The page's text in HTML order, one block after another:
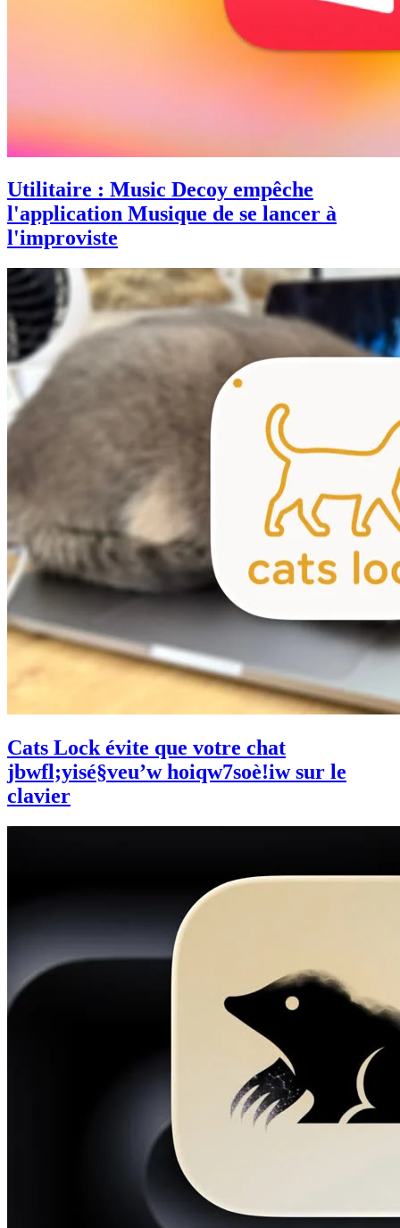
Utilitaire : Music Decoy empêche
l'application Musique de se lancer à
l'improviste
Cats Lock évite que votre chat
jbwfl;yisé§veu’w hoiqw7soè!iw sur le
clavier